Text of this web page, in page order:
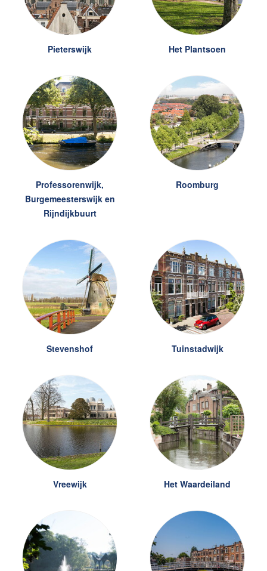
Pieterswijk Het Plantsoen
Professorenwijk,
Burgemeesterswijk en
Rijndijkbuurt
Roomburg
Stevenshof Tuinstadwijk
Vreewijk Het Waardeiland